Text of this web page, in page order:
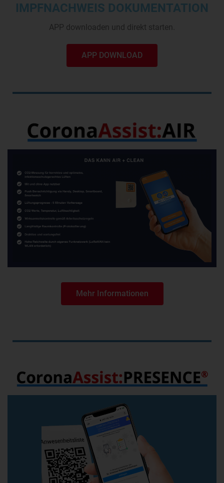
IMPFNACHWEIS DOKUMENTATION
APP downloaden und direkt starten.
APP DOWNLOAD
Mehr Informationen